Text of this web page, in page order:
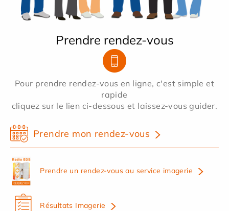
Prendre rendez-vous
Pour prendre rendez-vous en ligne, c'est simple et
rapide
cliquez sur le lien ci-dessous et laissez-vous guider.
Prendre mon rendez-vous
Prendre un rendez-vous au service imagerie
Résultats Imagerie